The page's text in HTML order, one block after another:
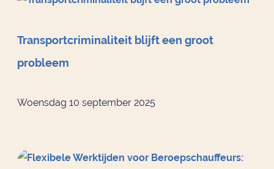
Transportcriminaliteit blijft een groot
probleem
Woensdag 10 september 2025